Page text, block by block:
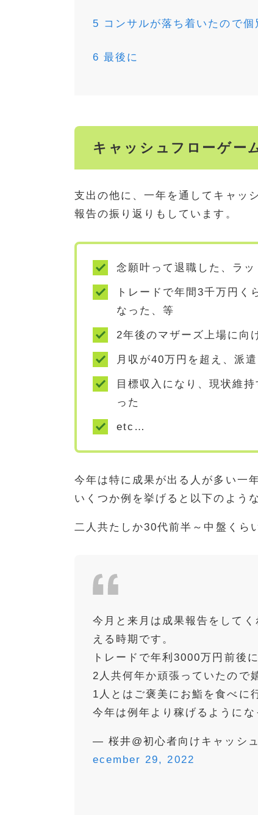
5 コンサルが落ち着いたので
6 最後に
キャッシュフローゲー
支出の他に、一年を通してキャッ
報告の振り返りもしています。
念願叶って退職した、ラ
トレードで年間3千万円く
なった、等
2年後のマザーズ上場に向
月収が40万円を超え、派
目標収入になり、現状維
った
etc…
今年は特に成果が出る人が多い一
いくつか例を挙げると以下のような
二人共たしか30代前半～中盤くら
今月と来月は成果報告をして
える時期です。
トレードで年利3000万円前後
2人共何年か頑張っていたので
1人とはご褒美にお鮨を食べに
今年は例年より稼げるようにな
— 桜井@初心者向けキャッシ
ecember 29, 2022